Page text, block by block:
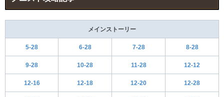
メインストーリー
5-28 6-28 7-28 8-28
9-28 10-28 11-28 12-12
12-16 12-18 12-20 12-28